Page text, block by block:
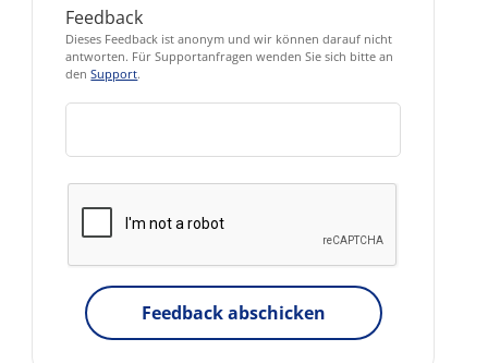
Feedback
Dieses Feedback ist anonym und wir können darauf nicht
antworten. Für Supportanfragen wenden Sie sich bitte an
denSupport.
Feedback abschicken